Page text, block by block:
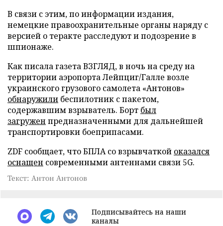
В связи с этим, по информации издания,
немецкие правоохранительные органы наряду с
версией о теракте расследуют и подозрение в
шпионаже.
Как писала газета ВЗГЛЯД, в ночь на среду на
территории аэропорта Лейпциг/Галле возле
украинского грузового самолета «Антонов»
обнаружили беспилотник с пакетом,
содержавшим взрыватель. Борт был
загружен предназначенными для дальнейшей
транспортировки боеприпасами.
ZDF сообщает, что БПЛА со взрывчаткой оказался
оснащен современными антеннами связи 5G.
Текст: Антон Антонов
Подписывайтесь на наши
каналы